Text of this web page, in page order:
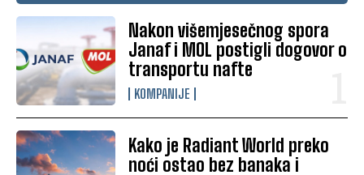
Nakon višemjesečnog spora
Janaf i MOL postigli dogovor o
transportu nafte
KOMPANIJE
Kako je Radiant World preko
noći ostao bez banaka i